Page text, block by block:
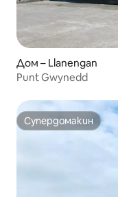
Дом – Llanengan
Punt Gwynedd
Супердомакин
Супердомакин